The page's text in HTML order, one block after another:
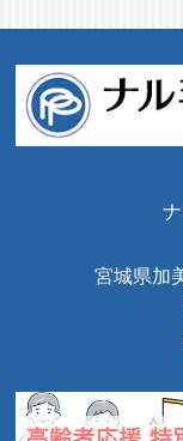
宮城県加